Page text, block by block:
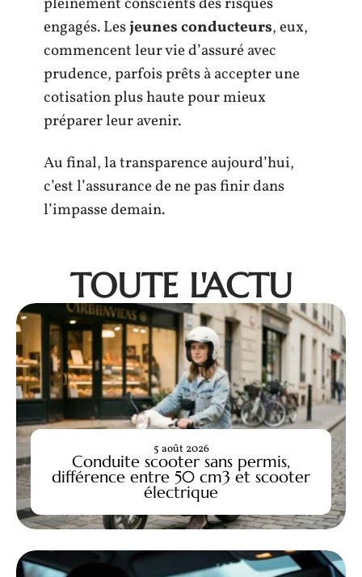
engagés. Lesjeunes conducteurs, eux,
commencent leur vie d’assuré avec
prudence, parfois prêts à accepter une
cotisation plus haute pour mieux
préparer leur avenir.
Au final, la transparence aujourd’hui,
c’est l’assurance de ne pas finir dans
l’impasse demain.
TOUTE L'ACTU
Conduite scooter sans permis,
différence entre 50 cm3 et scooter
électrique
5 août 2026